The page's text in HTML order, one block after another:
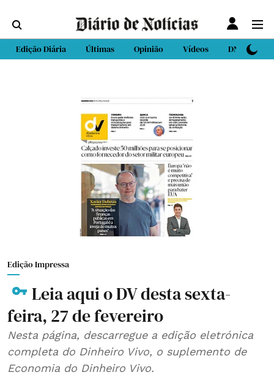
Edição Diária Últimas Opinião Vídeos DN Sport
Edição Impressa
Leia aqui o DV desta sexta-
feira, 27 de fevereiro
Nesta página, descarregue a edição eletrónica
completa do Dinheiro Vivo, o suplemento de
Economia do Dinheiro Vivo.